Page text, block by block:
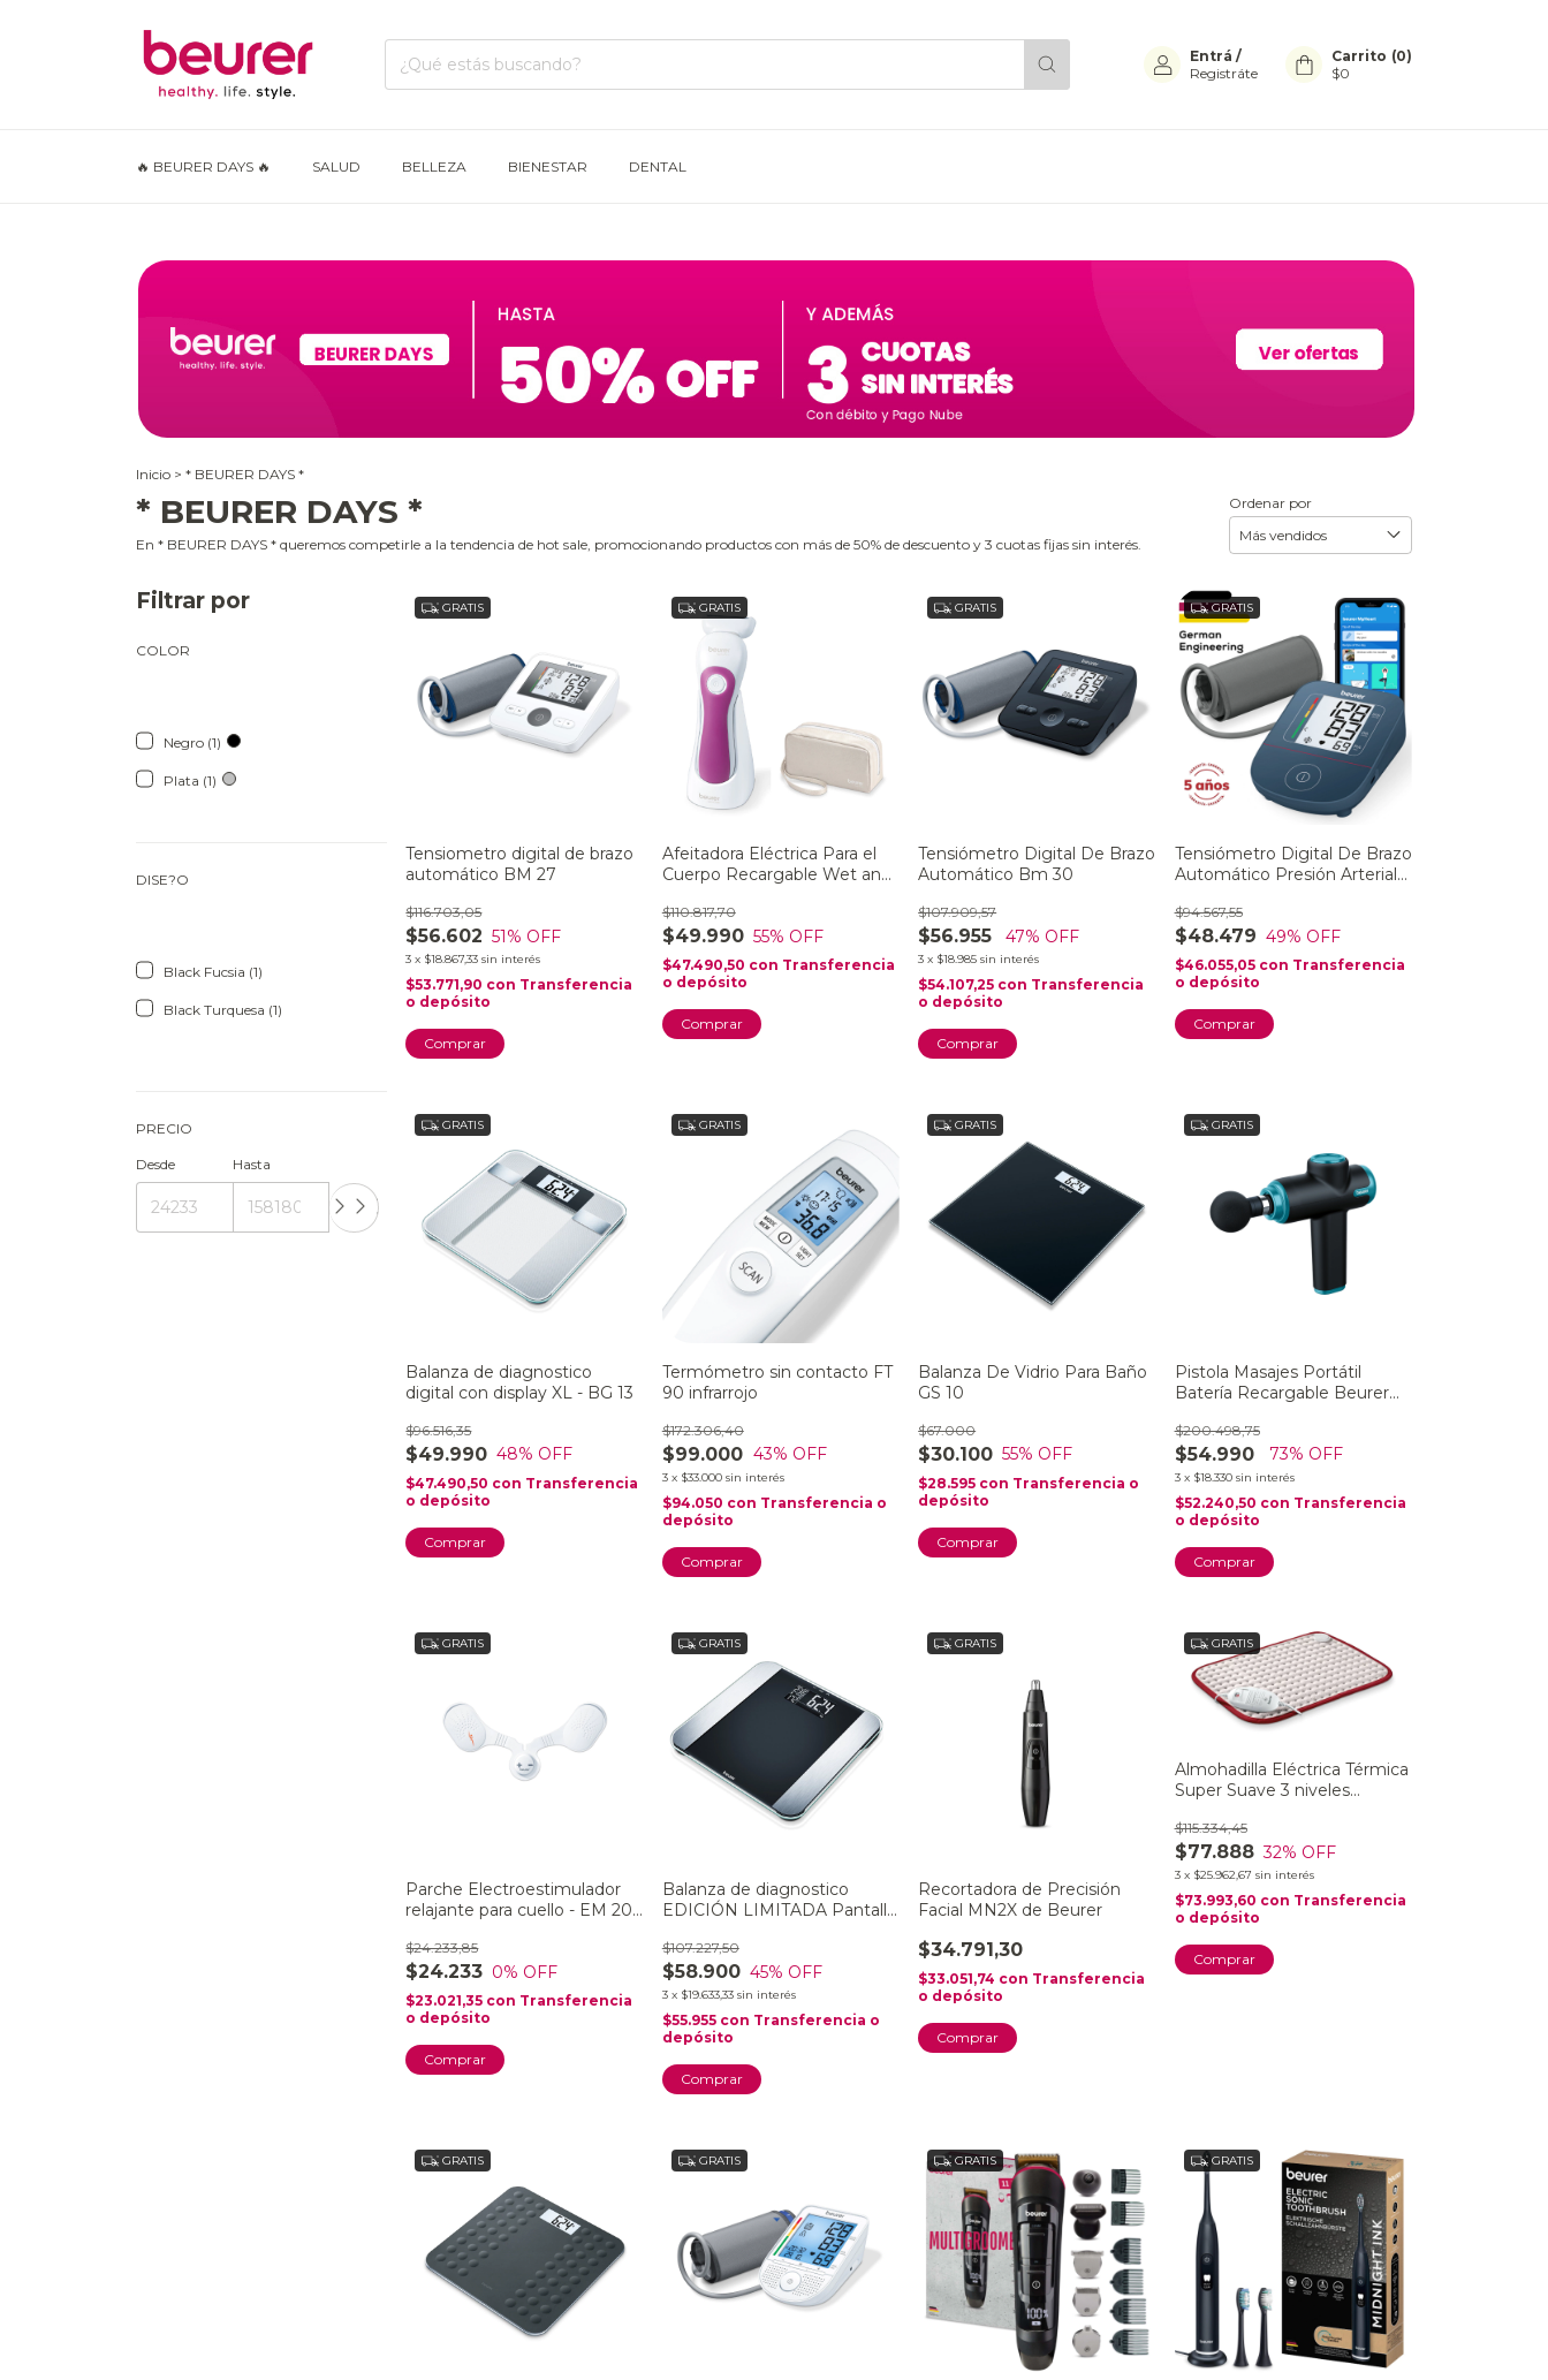
Entrá /
Registráte
Carrito (0)
$0
🔥 BEURER DAYS 🔥 SALUD BELLEZA BIENESTAR DENTAL
Inicio > * BEURER DAYS *
* BEURER DAYS *
En * BEURER DAYS * queremos competirle a la tendencia de hot sale, promocionando productos con más de 50% de descuento y 3 cuotas fijas sin interés.
Ordenar por
Filtrar por
COLOR
Negro (1)
Plata (1)
DISE?O
Black Fucsia (1)
Black Turquesa (1)
PRECIO
Desde Hasta
GRATIS
Tensiometro digital de brazo
automático BM 27
$56.602
$116.703,05
51% OFF
3 x $18.867,33 sin interés
$53.771,90 con Transferencia
o depósito
GRATIS
Afeitadora Eléctrica Para el
Cuerpo Recargable Wet and
$49.990
$110.817,70
55% OFF
$47.490,50 con Transferencia
o depósito
GRATIS
Tensiómetro Digital De Brazo
Automático Bm 30
$56.955
$107.909,57
47% OFF
3 x $18.985 sin interés
$54.107,25 con Transferencia
o depósito
GRATIS
Tensiómetro Digital De Brazo
Automático Presión Arterial
$48.479
$94.567,55
49% OFF
$46.055,05 con Transferencia
o depósito
GRATIS
Balanza de diagnostico
digital con display XL - BG 13
$49.990
$96.516,35
48% OFF
$47.490,50 con Transferencia
o depósito
GRATIS
Termómetro sin contacto FT
90 infrarrojo
$99.000
$172.306,40
43% OFF
3 x $33.000 sin interés
$94.050 con Transferencia o
depósito
GRATIS
Balanza De Vidrio Para Baño
GS 10
$30.100
$67.000
55% OFF
$28.595 con Transferencia o
depósito
Comprar
GRATIS
Pistola Masajes Portátil
Batería Recargable Beurer
$54.990
$200.498,75
73% OFF
3 x $18.330 sin interés
$52.240,50 con Transferencia
o depósito
Comprar
GRATIS
Parche Electroestimulador
relajante para cuello - EM 20
$24.233
$24.233,85
0% OFF
$23.021,35 con Transferencia
o depósito
GRATIS
Balanza de diagnostico
EDICIÓN LIMITADA Pantalla
$58.900
$107.227,50
45% OFF
3 x $19.633,33 sin interés
$55.955 con Transferencia o
depósito
GRATIS
Recortadora de Precisión
Facial MN2X de Beurer
$34.791,30
$33.051,74 con Transferencia
o depósito
GRATIS
Almohadilla Eléctrica Térmica
Super Suave 3 niveles
Comfort
$77.888
$115.334,45
32% OFF
3 x $25.962,67 sin interés
$73.993,60 con Transferencia
o depósito
GRATIS GRATIS GRATIS GRATIS